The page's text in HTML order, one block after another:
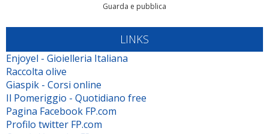
Guarda e pubblica
LINKS
Enjoyel - Gioielleria Italiana
Raccolta olive
Giaspik - Corsi online
Il Pomeriggio - Quotidiano free
Pagina Facebook FP.com
Profilo twitter FP.com